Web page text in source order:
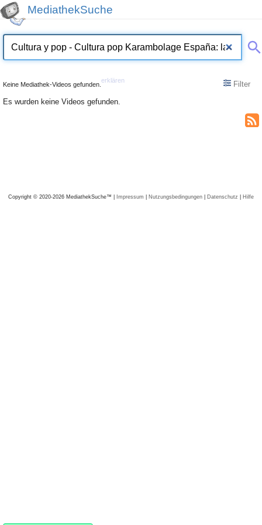
MediathekSuche
Keine Mediathek-Videos gefunden.
erklären
Filter
Es wurden keine Videos gefunden.
Copyright © 2020-2026 MediathekSuche™ | Impressum | Nutzungsbedingungen | Datenschutz | Hilfe